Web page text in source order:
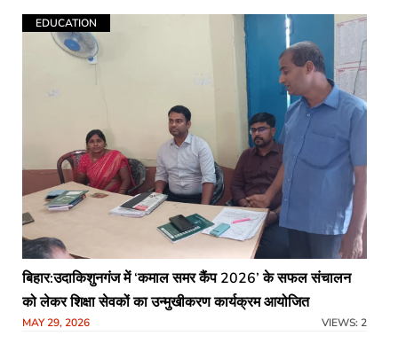
EDUCATION
बिहार:उदाकिशुनगंज में ‘कमाल समर कैंप 2026’ के सफल संचालन
को लेकर शिक्षा सेवकों का उन्मुखीकरण कार्यक्रम आयोजित
MAY 29, 2026 VIEWS: 2